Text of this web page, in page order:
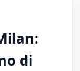
di